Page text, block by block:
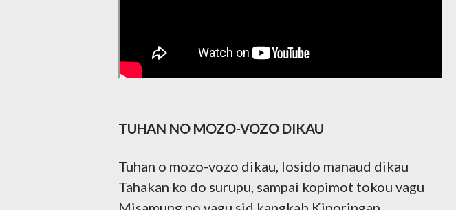
TUHAN NO MOZO-VOZO DIKAU
Tuhan o mozo-vozo dikau, Iosido manaud dikau
Tahakan ko do surupu, sampai kopimot tokou vagu